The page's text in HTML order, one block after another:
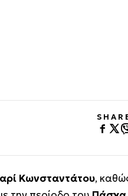
Κωνσταντάτου,